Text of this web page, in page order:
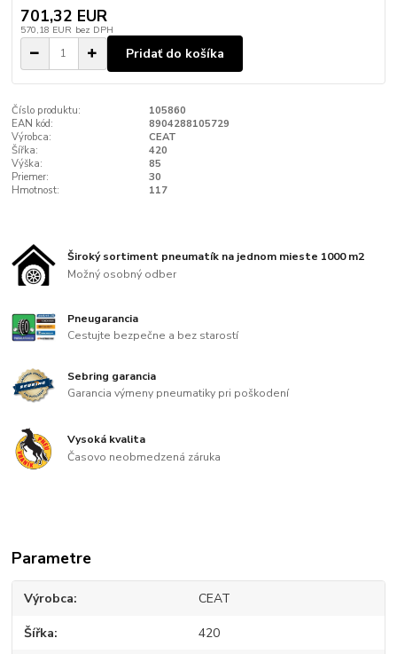
701,32 EUR
570,18 EUR bez DPH
Pridať do košíka
Číslo produktu:
105860
EAN kód:
8904288105729
Výrobca:
CEAT
Šířka:
420
Výška:
85
Priemer:
30
Hmotnost:
117
Široký sortiment pneumatík na jednom mieste 1000 m2
Možný osobný odber
Pneugarancia
Cestujte bezpečne a bez starostí
Sebring garancia
Garancia výmeny pneumatiky pri poškodení
Vysoká kvalita
Časovo neobmedzená záruka
Parametre
Výrobca CEAT
Šířka 420